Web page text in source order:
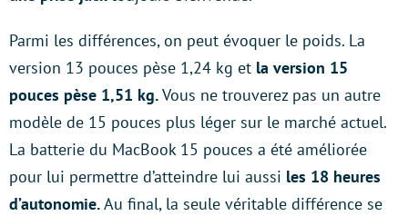
Parmi les différences, on peut évoquer le poids. La
version 13 pouces pèse 1,24 kg et la version 15
pouces pèse 1,51 kg.Vous ne trouverez pas un autre
modèle de 15 pouces plus léger sur le marché actuel.
La batterie du MacBook 15 pouces a été améliorée
pour lui permettre d’atteindre lui aussi les 18 heures
d’autonomie.Au final, la seule véritable différence se